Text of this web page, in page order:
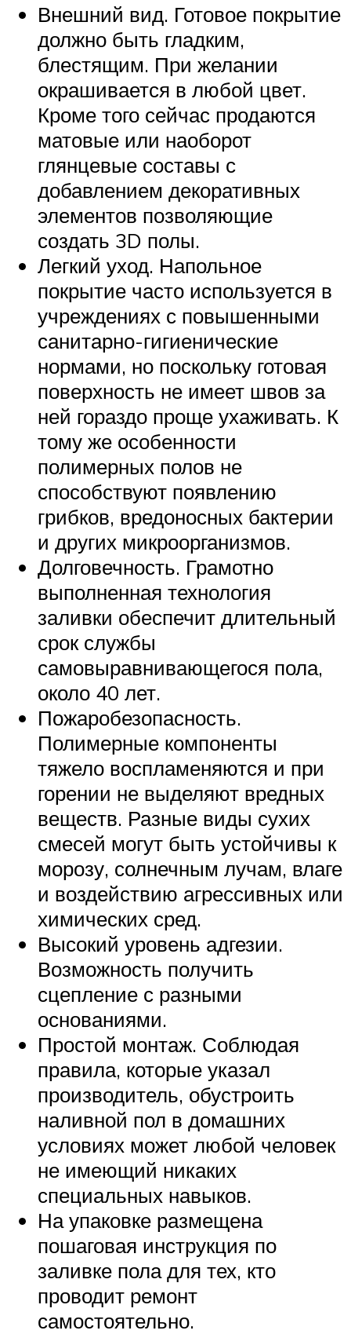
Внешний вид. Готовое покрытие
должно быть гладким,
блестящим. При желании
окрашивается в любой цвет.
Кроме того сейчас продаются
матовые или наоборот
глянцевые составы с
добавлением декоративных
элементов позволяющие
создать 3D полы.
Легкий уход. Напольное
покрытие часто используется в
учреждениях с повышенными
санитарно-гигиенические
нормами, но поскольку готовая
поверхность не имеет швов за
ней гораздо проще ухаживать. К
тому же особенности
полимерных полов не
способствуют появлению
грибков, вредоносных бактерии
и других микроорганизмов.
Долговечность. Грамотно
выполненная технология
заливки обеспечит длительный
срок службы
самовыравнивающегося пола,
около 40 лет.
Пожаробезопасность.
Полимерные компоненты
тяжело воспламеняются и при
горении не выделяют вредных
веществ. Разные виды сухих
смесей могут быть устойчивы к
морозу, солнечным лучам, влаге
и воздействию агрессивных или
химических сред.
Высокий уровень адгезии.
Возможность получить
сцепление с разными
основаниями.
Простой монтаж. Соблюдая
правила, которые указал
производитель, обустроить
наливной пол в домашних
условиях может любой человек
не имеющий никаких
специальных навыков.
На упаковке размещена
пошаговая инструкция по
заливке пола для тех, кто
проводит ремонт
самостоятельно.